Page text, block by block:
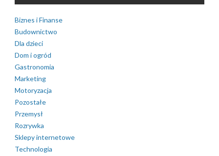
Biznes i Finanse
Budownictwo
Dla dzieci
Dom i ogród
Gastronomia
Marketing
Motoryzacja
Pozostałe
Przemysł
Rozrywka
Sklepy internetowe
Technologia